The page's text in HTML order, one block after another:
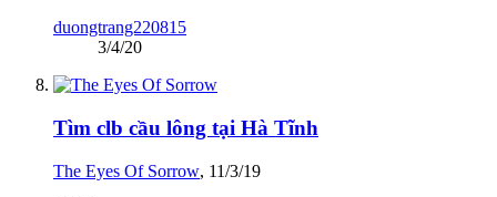
duongtrang220815
3/4/20
Tìm clb cầu lông tại Hà Tĩnh
The Eyes Of Sorrow, 11/3/19